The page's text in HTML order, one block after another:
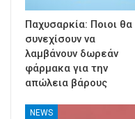
Παχυσαρκία: Ποιοι θα
συνεχίσουν να
λαμβάνουν δωρεάν
φάρμακα για την
απώλεια βάρους
NEWS